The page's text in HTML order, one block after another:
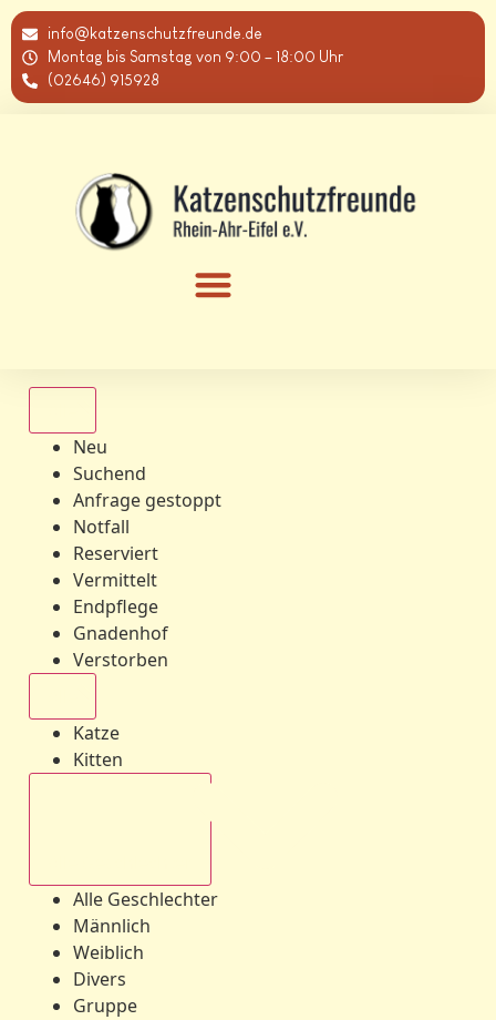
info@katzenschutzfreunde.de
Montag bis Samstag von 9:00 – 18:00 Uhr
(02646) 915928
Neu
Suchend
Anfrage gestoppt
Notfall
Reserviert
Vermittelt
Endpflege
Gnadenhof
Verstorben
Katze
Kitten
Alle Geschlechter
Männlich
Weiblich
Divers
Gruppe